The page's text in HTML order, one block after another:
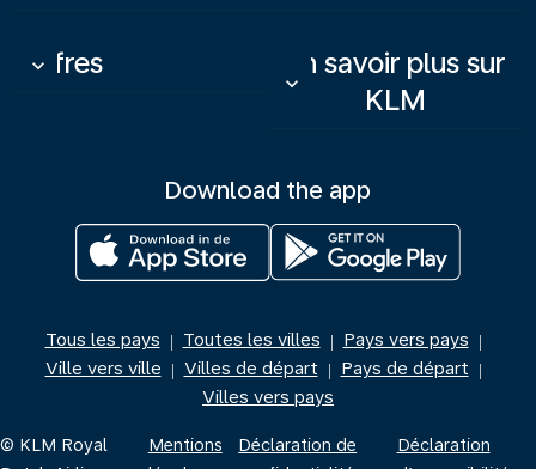
Offres
keyboard_arrow_down
En savoir plus sur
KLM
keyboard_arrow_down
Download the app
Tous les pays | Toutes les villes | Pays vers pays |
Ville vers ville | Villes de départ | Pays de départ |
Villes vers pays
© KLM Royal
Mentions
Déclaration de
Déclaration